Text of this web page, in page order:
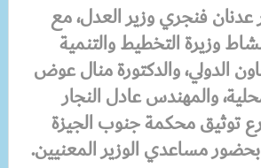
فنجري وزير العدل، مع
وزيرة التخطيط والتنمية
الدولي، والدكتورة منال عوض
والمهندس عادل النجار
توثيق محكمة جنوب الجيزة
بحضور مساعدي الوزير المعنيين.